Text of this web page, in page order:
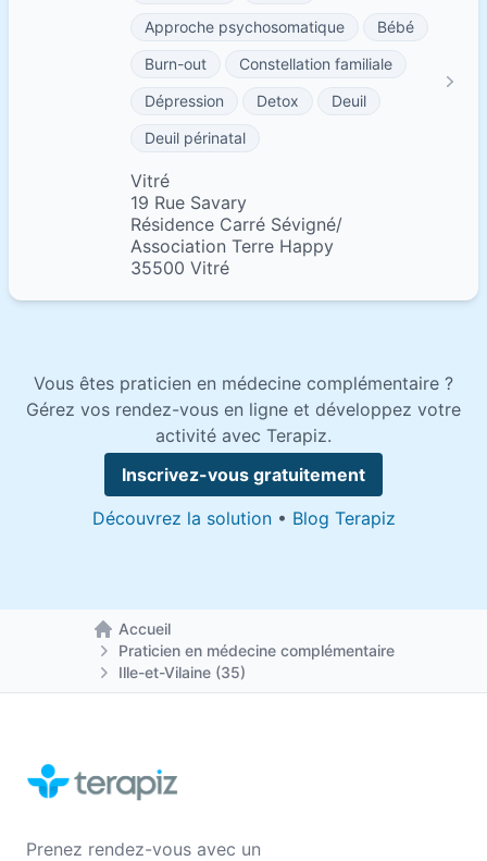
Approche psychosomatique
Bébé
Burn-out
Constellation familiale
Dépression
Detox
Deuil
Deuil périnatal
Vitré
19 Rue Savary
Résidence Carré Sévigné/
Association Terre Happy
35500 Vitré
Vous êtes praticien en médecine complémentaire ?
Gérez vos rendez-vous en ligne et développez votre
activité avec Terapiz.
Inscrivez-vous gratuitement
Découvrez la solution• Blog Terapiz
Accueil
Retour à la page d'accueil
Praticien en médecine complémentaire
Ille-et-Vilaine (35)
Prenez rendez-vous avec un